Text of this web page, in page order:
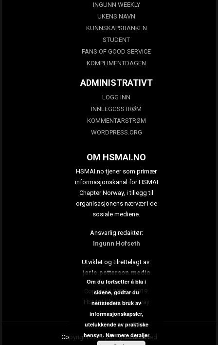
INGUNN WEEKLY
UKENS NAVN
KUNNSKAPSBANKEN
STUDENT
FANS OF GOOD SERVICE
KOMPLIMENTDAGEN
ADMINISTRATIVT
LOGG INN
INNLEGGSSTRØM
KOMMENTARSTRØM
WORDPRESS.ORG
OM HSMAI.NO
HSMAI.no tjener som primær
informasjonskanal for HSMAI
Chapter Norway, i tillegg til
organisasjonens nærvær i de
sosiale mediene.
Ansvarlig redaktør:
Ingunn Hofseth
Utviklet og tilrettelagt av:
jarle.petterson.media
Copyright 2009 – 2019:
HSMAI Chapter Norway
Copyright 2019. All rights reserved
Om du fortsetter å bla i
sidene, godtar du
nettstedets bruk av
informasjonskapsler,
utelukkende av praktiske
hensyn. Nærmere detaljer